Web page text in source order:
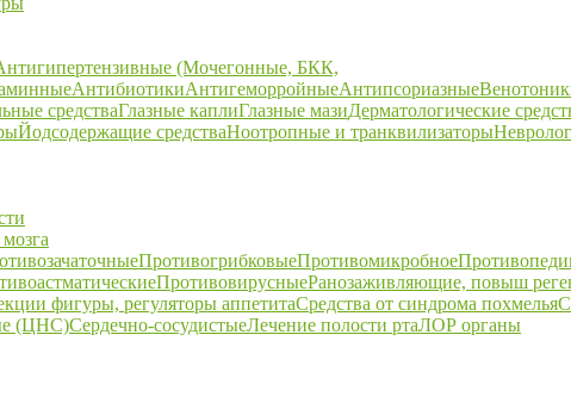
(Мочегонные, БКК,
АнтибиотикиАнтигеморройныеАнтипсориазные
средстваГлазные каплиГлазные мазиДерматологические
Йодсодержащие средстваНоотропные и транквилизаторы
ПротивогрибковыеПротивомикробное
ПротивовирусныеРанозаживляющие, повыш
фигуры, регуляторы аппетитаСредства от синдрома похмелья
(ЦНС)Сердечно-сосудистыеЛечение полости ртаЛОР органы